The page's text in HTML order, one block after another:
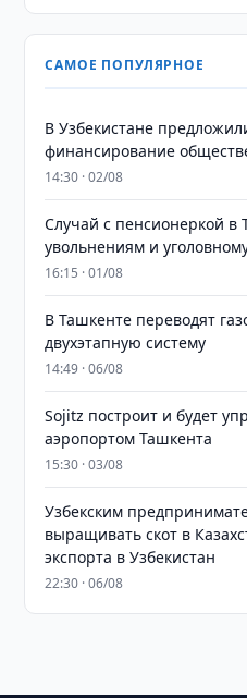
САМОЕ ПОПУЛЯРНОЕ
В Узбекистане
финансирование
14:30 · 02/08
Случай с пенсионеркой в
увольнениям и
16:15 · 01/08
В Ташкенте переводят
двухэтапную систему
14:49 · 06/08
Sojitz построит и будет
аэропортом Ташкента
15:30 · 03/08
Узбекским
выращивать скот в
экспорта в Узбекистан
22:30 · 06/08